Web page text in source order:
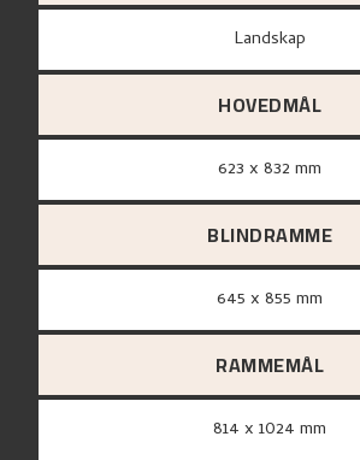
Landskap
HOVEDMÅL
623 x 832 mm
BLINDRAMME
645 x 855 mm
RAMMEMÅL
814 x 1024 mm